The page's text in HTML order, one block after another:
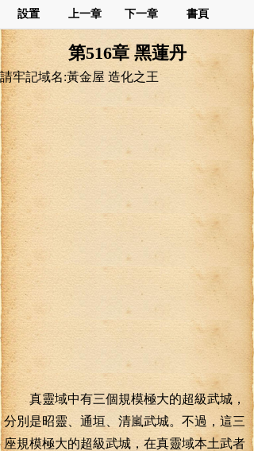
設置 上一章 下一章 書頁
第516章 黑蓮丹
請牢記域名:黃金屋 造化之王
真靈域中有三個規模極大的超級武城，
分別是昭靈、通垣、清嵐武城。不過，這三
座規模極大的超級武城，在真靈域本土武者